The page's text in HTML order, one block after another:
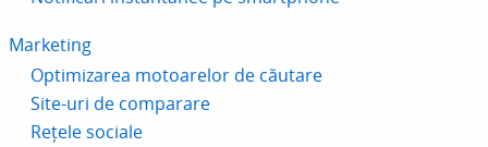
Marketing
Optimizarea motoarelor de căutare
Site-uri de comparare
Rețele sociale